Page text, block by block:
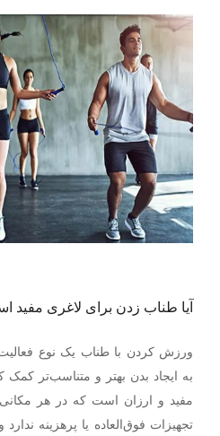
آیا طناب زدن برای لاغری مفید
ورزش کردن با طناب یک نوع
به ایجاد بدن بهتر و متناسب‌تر کمک
مفید و ارزان است که در هر
تجهیزات فوق‌العاده یا پرهزینه